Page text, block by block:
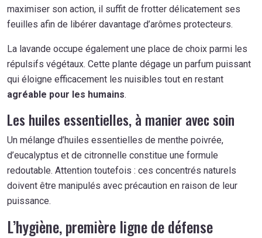
maximiser son action, il suffit de frotter délicatement ses
feuilles afin de libérer davantage d’arômes protecteurs.
La lavande occupe également une place de choix parmi les
répulsifs végétaux. Cette plante dégage un parfum puissant
qui éloigne efficacement les nuisibles tout en restant
agréable pour les humains.
Les huiles essentielles, à manier avec soin
Un mélange d’huiles essentielles de menthe poivrée,
d’eucalyptus et de citronnelle constitue une formule
redoutable. Attention toutefois : ces concentrés naturels
doivent être manipulés avec précaution en raison de leur
puissance.
L’hygiène, première ligne de défense